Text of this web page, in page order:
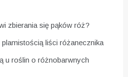
zbierania się pąków róż?
liści różanecznika
u roślin o różnobarwnych